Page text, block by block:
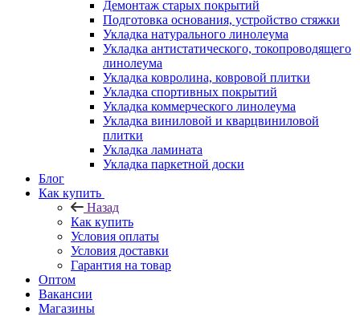
Демонтаж старых покрытий
Подготовка основания, устройство стяжки
Укладка натурального линолеума
Укладка антистатического, токопроводящего
линолеума
Укладка ковролина, ковровой плитки
Укладка спортивных покрытий
Укладка коммерческого линолеума
Укладка виниловой и кварцвиниловой
плитки
Укладка ламината
Укладка паркетной доски
Блог
Как купить
Назад
Как купить
Условия оплаты
Условия доставки
Гарантия на товар
Оптом
Вакансии
Магазины